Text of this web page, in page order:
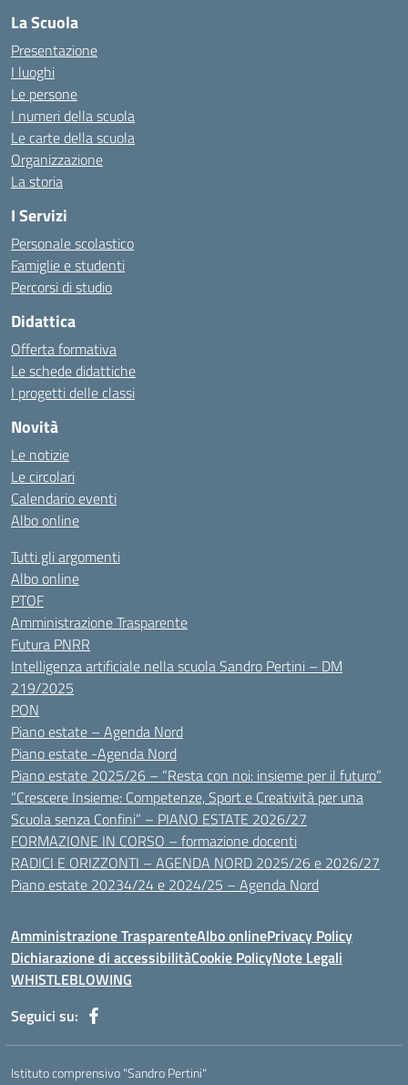
La Scuola
Presentazione
I luoghi
Le persone
I numeri della scuola
Le carte della scuola
Organizzazione
La storia
I Servizi
Personale scolastico
Famiglie e studenti
Percorsi di studio
Didattica
Offerta formativa
Le schede didattiche
I progetti delle classi
Novità
Le notizie
Le circolari
Calendario eventi
Albo online
Tutti gli argomenti
Albo online
PTOF
Amministrazione Trasparente
Futura PNRR
Intelligenza artificiale nella scuola Sandro Pertini – DM
219/2025
PON
Piano estate – Agenda Nord
Piano estate -Agenda Nord
Piano estate 2025/26 – “Resta con noi: insieme per il futuro”
“Crescere Insieme: Competenze, Sport e Creatività per una
Scuola senza Confini” – PIANO ESTATE 2026/27
FORMAZIONE IN CORSO – formazione docenti
RADICI E ORIZZONTI – AGENDA NORD 2025/26 e 2026/27
Piano estate 20234/24 e 2024/25 – Agenda Nord
Amministrazione TrasparenteAlbo onlinePrivacy Policy
Dichiarazione di accessibilitàCookie PolicyNote Legali
WHISTLEBLOWING
Seguici su:
Istituto comprensivo "Sandro Pertini"